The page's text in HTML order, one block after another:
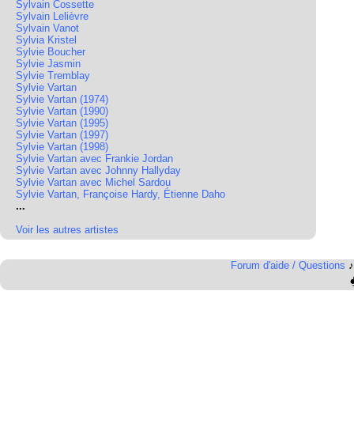
Sylvain Cossette
Sylvain Lelièvre
Sylvain Vanot
Sylvia Kristel
Sylvie Boucher
Sylvie Jasmin
Sylvie Tremblay
Sylvie Vartan
Sylvie Vartan (1974)
Sylvie Vartan (1990)
Sylvie Vartan (1995)
Sylvie Vartan (1997)
Sylvie Vartan (1998)
Sylvie Vartan avec Frankie Jordan
Sylvie Vartan avec Johnny Hallyday
Sylvie Vartan avec Michel Sardou
Sylvie Vartan, Françoise Hardy, Étienne Daho
...
Voir les autres artistes
Forum d'aide / Questions